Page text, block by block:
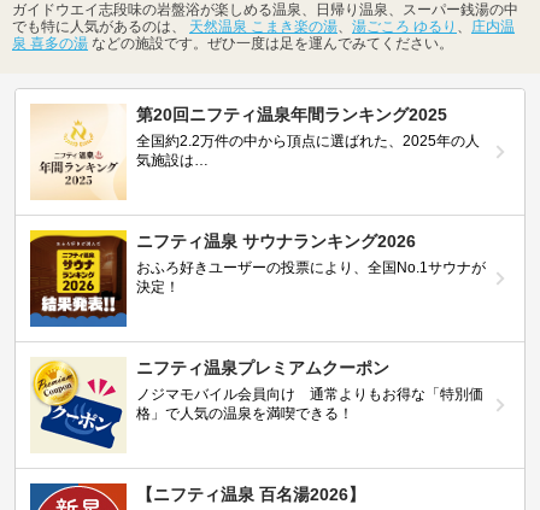
ガイドウエイ志段味の岩盤浴が楽しめる温泉、日帰り温泉、スーパー銭湯の中
でも特に人気があるのは、 天然温泉 こまき楽の湯、 湯ごころ ゆるり 、 庄内温
泉 喜多の湯 などの施設です。ぜひ一度は足を運んでみてください。
第20回ニフティ温泉年間ランキング2025
全国約2.2万件の中から頂点に選ばれた、2025年の人
気施設は…
ニフティ温泉 サウナランキング2026
おふろ好きユーザーの投票により、全国No.1サウナが
決定！
ニフティ温泉プレミアムクーポン
ノジマモバイル会員向け 通常よりもお得な「特別価
格」で人気の温泉を満喫できる！
【ニフティ温泉 百名湯2026】